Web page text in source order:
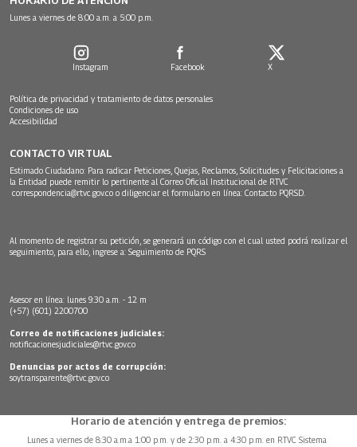
Lunes a viernes de 8:00 a.m. a 5:00 p.m.
Instagram Facebook X
Política de privacidad y tratamiento de datos personales
Condiciones de uso
Accesibilidad
CONTACTO VIRTUAL
Estimado Ciudadano: Para radicar Peticiones, Quejas, Reclamos, Solicitudes y Felicitaciones a
la Entidad puede remitir lo pertinente al Correo Oficial Institucional de RTVC
correspondencia@rtvc.gov.co o diligenciar el formulario en línea: Contacto PQRSD.
Al momento de registrar su petición, se generará un código con el cual usted podrá realizar el
seguimiento, para ello, ingrese a: Seguimiento de PQRS
Asesor en línea: lunes 9:30 a.m. - 12 m
(+57) (601) 2200700
Correo de notificaciones judiciales:
notificacionesjudiciales@rtvc.gov.co
Denuncias por actos de corrupción:
soytransparente@rtvc.gov.co
Horario de atención y entrega de premios:
Lunes a viernes de 8:30 a.m.a 1:00 p.m. y de 2:30 p.m. a 4:30 p.m. en RTVC Sistema